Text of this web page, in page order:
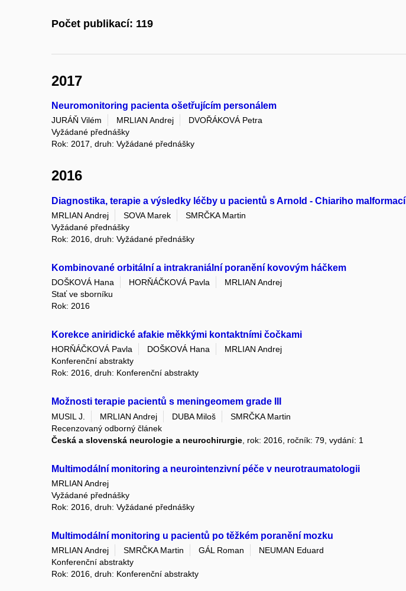
Počet publikací: 119
2017
Neuromonitoring pacienta ošetřujícím personálem
JURÁŇ Vilém MRLIAN Andrej
DVOŘÁKOVÁ Petra
Vyžádané přednášky
Rok: 2017, druh: Vyžádané přednášky
2016
Diagnostika, terapie a výsledky léčby u pacientů s Arnold - Chiariho malformací
MRLIAN Andrej SOVA Marek
SMRČKA Martin
Vyžádané přednášky
Rok: 2016, druh: Vyžádané přednášky
Kombinované orbitální a intrakraniální poranění kovovým háčkem
DOŠKOVÁ Hana HORŇÁČKOVÁ Pavla
MRLIAN Andrej
Stať ve sborníku
Rok: 2016
Korekce aniridické afakie měkkými kontaktními čočkami
HORŇÁČKOVÁ Pavla DOŠKOVÁ Hana
MRLIAN Andrej
Konferenční abstrakty
Rok: 2016, druh: Konferenční abstrakty
Možnosti terapie pacientů s meningeomem grade III
MUSIL J. MRLIAN Andrej DUBA Miloš
SMRČKA Martin
Recenzovaný odborný článek
Česká a slovenská neurologie a neurochirurgie , rok: 2016, ročník: 79, vydání: 1
Multimodální monitoring a neurointenzivní péče v neurotraumatologii
MRLIAN Andrej
Vyžádané přednášky
Rok: 2016, druh: Vyžádané přednášky
Multimodální monitoring u pacientů po těžkém poranění mozku
MRLIAN Andrej SMRČKA Martin GÁL Roman
NEUMAN Eduard
Konferenční abstrakty
Rok: 2016, druh: Konferenční abstrakty